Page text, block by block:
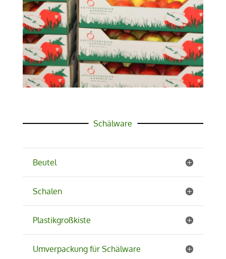
Schälware
Beutel
Schalen
Plastikgroßkiste
Umverpackung für Schälware